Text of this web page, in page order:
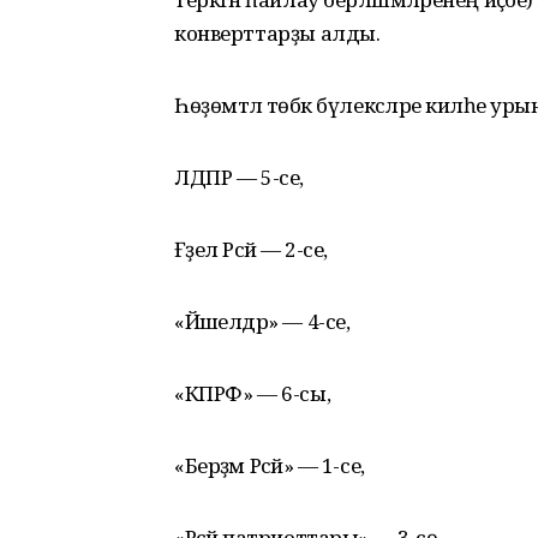
конверттарҙы алды.
Һөҙөмтәлә төбәк бүлексәләре киләһе
ЛДПР — 5-се,
Ғәҙел Рәсәй — 2-се,
«Йәшелдәр» — 4-се,
«КПРФ» — 6-сы,
«Берҙәм Рәсәй» — 1-се,